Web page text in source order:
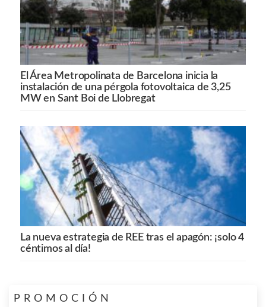
El Área Metropolinata de Barcelona inicia la
instalación de una pérgola fotovoltaica de 3,25
MW en Sant Boi de Llobregat
La nueva estrategia de REE tras el apagón: ¡solo 4
céntimos al día!
PROMOCIÓN